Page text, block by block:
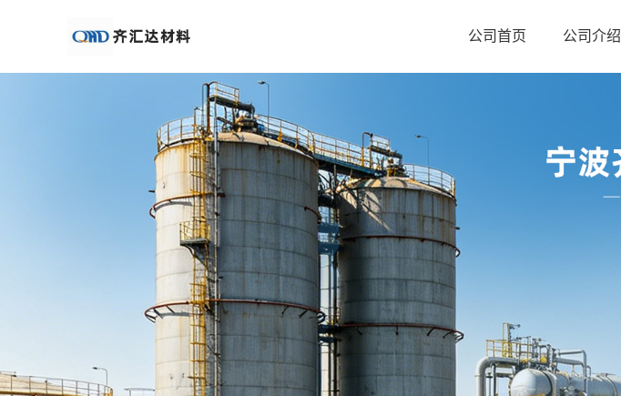
绍
公司首页 公司介绍